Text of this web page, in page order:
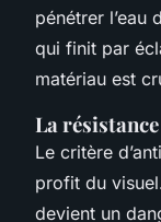
pénétrer l’eau
qui finit par
matériau est
La
Le critère
profit du
devient un